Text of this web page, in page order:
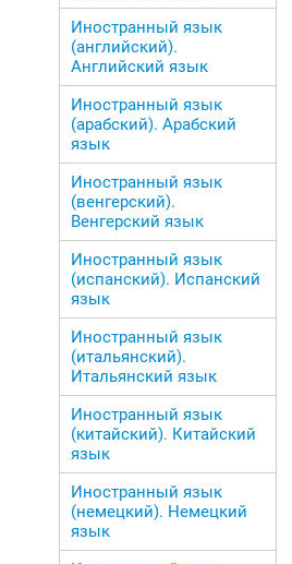
Иностранный язык
(английский).
Английский язык
Иностранный язык
(арабский). Арабский
язык
Иностранный язык
(венгерский).
Венгерский язык
Иностранный язык
(испанский). Испанский
язык
Иностранный язык
(итальянский).
Итальянский язык
Иностранный язык
(китайский). Китайский
язык
Иностранный язык
(немецкий). Немецкий
язык